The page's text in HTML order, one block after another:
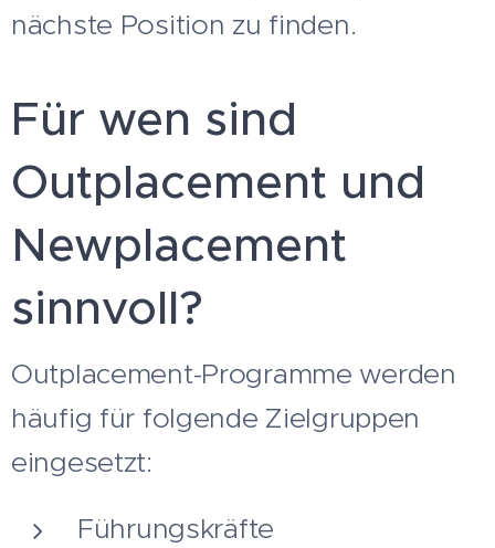
nächste Position zu finden.
Für wen sind
Outplacement und
Newplacement
sinnvoll?
Outplacement-Programme werden
häufig für folgende Zielgruppen
eingesetzt:
Führungskräfte